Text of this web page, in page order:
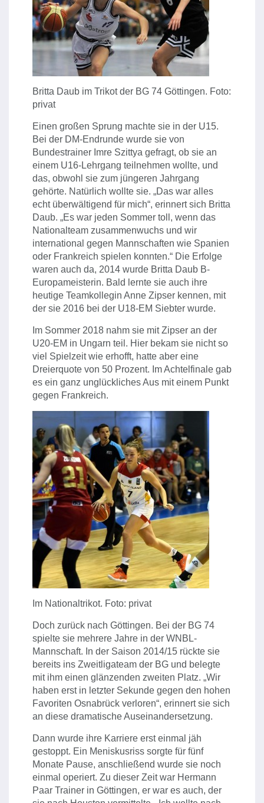
Britta Daub im Trikot der BG 74 Göttingen. Foto:
privat
Einen großen Sprung machte sie in der U15.
Bei der DM-Endrunde wurde sie von
Bundestrainer Imre Szittya gefragt, ob sie an
einem U16-Lehrgang teilnehmen wollte, und
das, obwohl sie zum jüngeren Jahrgang
gehörte. Natürlich wollte sie. „Das war alles
echt überwältigend für mich“, erinnert sich Britta
Daub. „Es war jeden Sommer toll, wenn das
Nationalteam zusammenwuchs und wir
international gegen Mannschaften wie Spanien
oder Frankreich spielen konnten.“ Die Erfolge
waren auch da, 2014 wurde Britta Daub B-
Europameisterin. Bald lernte sie auch ihre
heutige Teamkollegin Anne Zipser kennen, mit
der sie 2016 bei der U18-EM Siebter wurde.
Im Sommer 2018 nahm sie mit Zipser an der
U20-EM in Ungarn teil. Hier bekam sie nicht so
viel Spielzeit wie erhofft, hatte aber eine
Dreierquote von 50 Prozent. Im Achtelfinale gab
es ein ganz unglückliches Aus mit einem Punkt
gegen Frankreich.
Im Nationaltrikot. Foto: privat
Doch zurück nach Göttingen. Bei der BG 74
spielte sie mehrere Jahre in der WNBL-
Mannschaft. In der Saison 2014/15 rückte sie
bereits ins Zweitligateam der BG und belegte
mit ihm einen glänzenden zweiten Platz. „Wir
haben erst in letzter Sekunde gegen den hohen
Favoriten Osnabrück verloren“, erinnert sie sich
an diese dramatische Auseinandersetzung.
Dann wurde ihre Karriere erst einmal jäh
gestoppt. Ein Meniskusriss sorgte für fünf
Monate Pause, anschließend wurde sie noch
einmal operiert. Zu dieser Zeit war Hermann
Paar Trainer in Göttingen, er war es auch, der